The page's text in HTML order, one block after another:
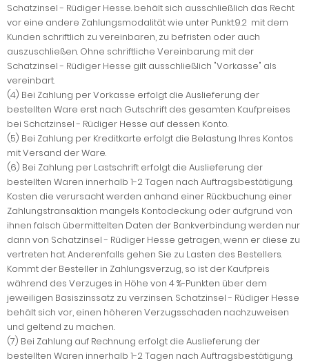
Schatzinsel - Rüdiger Hesse. behält sich ausschließlich das Recht
vor eine andere Zahlungsmodalität wie unter Punkt.9.2 mit dem
Kunden schriftlich zu vereinbaren, zu befristen oder auch
auszuschließen. Ohne schriftliche Vereinbarung mit der
Schatzinsel - Rüdiger Hesse gilt ausschließlich "Vorkasse" als
vereinbart.
(4) Bei Zahlung per Vorkasse erfolgt die Auslieferung der
bestellten Ware erst nach Gutschrift des gesamten Kaufpreises
bei Schatzinsel - Rüdiger Hesse auf dessen Konto.
(5) Bei Zahlung per Kreditkarte erfolgt die Belastung Ihres Kontos
mit Versand der Ware.
(6) Bei Zahlung per Lastschrift erfolgt die Auslieferung der
bestellten Waren innerhalb 1-2 Tagen nach Auftragsbestätigung.
Kosten die verursacht werden anhand einer Rückbuchung einer
Zahlungstransaktion mangels Kontodeckung oder aufgrund von
ihnen falsch übermittelten Daten der Bankverbindung werden nur
dann von Schatzinsel - Rüdiger Hesse getragen, wenn er diese zu
vertreten hat. Anderenfalls gehen Sie zu Lasten des Bestellers.
Kommt der Besteller in Zahlungsverzug, so ist der Kaufpreis
während des Verzuges in Höhe von 4 %-Punkten über dem
jeweiligen Basiszinssatz zu verzinsen. Schatzinsel - Rüdiger Hesse
behält sich vor, einen höheren Verzugsschaden nachzuweisen
und geltend zu machen.
(7) Bei Zahlung auf Rechnung erfolgt die Auslieferung der
bestellten Waren innerhalb 1-2 Tagen nach Auftragsbestätigung.